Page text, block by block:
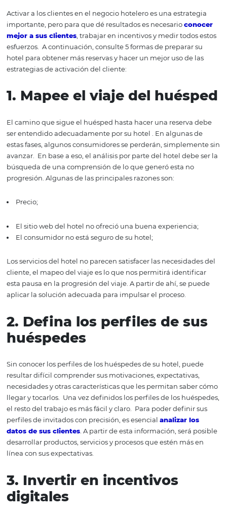
que hagas para entender sus expectativas, lo que
relación y, a partir de ahí, entregarle
generen ese avance en el viaje, o la reanudación de un
convirtiéndolo en un invitado recurrente.
¿Cómo puede su
clientes?
Activar a los clientes en el negocio hotelero es una
importante, pero para que dé resultados es necesario
esfuerzos.
estrategias de activación del cliente:
1. Mapee el viaje del
El camino que sigue el huésped hasta hacer una
estas fases, algunos consumidores se perderán,
avanzar.
En base a eso, el análisis por parte del hotel
búsqueda de una comprensión de lo que generó esta
Precio;
El sitio web del hotel no ofreció una buena
El consumidor no está seguro de su hotel;
Los servicios del hotel no parecen satisfacer las
esta pausa en la progresión del viaje. A partir de ahí, se
aplicar la solución adecuada para impulsar el proceso.